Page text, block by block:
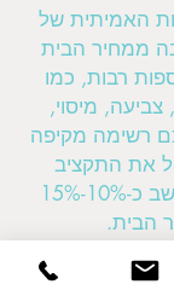
האמיתית של
ממחיר הבית
רבות, כמו
מיסוי,
רשימה מקיפה
את התקציב
שלכם. בגדול, יש לחשב כ-10%-15%
הבית.